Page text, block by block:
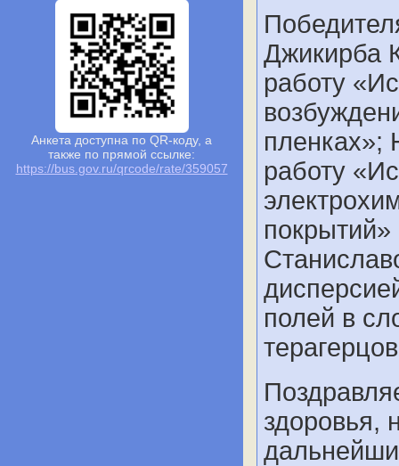
Анкета доступна по QR-коду, а
также по прямой ссылке:
https://bus.gov.ru/qrcode/rate/359057
Джикирба
работу
пленках»;
работу
полей в
здоровья,